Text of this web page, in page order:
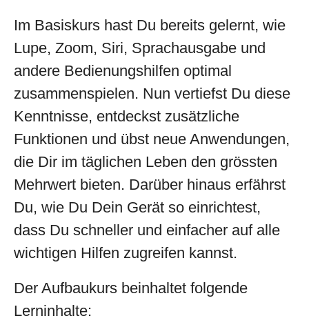
Im Basiskurs hast Du bereits gelernt, wie
Lupe, Zoom, Siri, Sprachausgabe und
andere Bedienungshilfen optimal
zusammenspielen. Nun vertiefst Du diese
Kenntnisse, entdeckst zusätzliche
Funktionen und übst neue Anwendungen,
die Dir im täglichen Leben den grössten
Mehrwert bieten. Darüber hinaus erfährst
Du, wie Du Dein Gerät so einrichtest,
dass Du schneller und einfacher auf alle
wichtigen Hilfen zugreifen kannst.
Der Aufbaukurs beinhaltet folgende
Lerninhalte: